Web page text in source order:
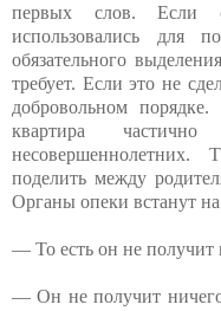
первых слов. Если
использовались для
обязательного
требует. Если это не
добровольном
квартира
поделить между
Органы опеки встанут
— То есть он не получит
— Он не получит